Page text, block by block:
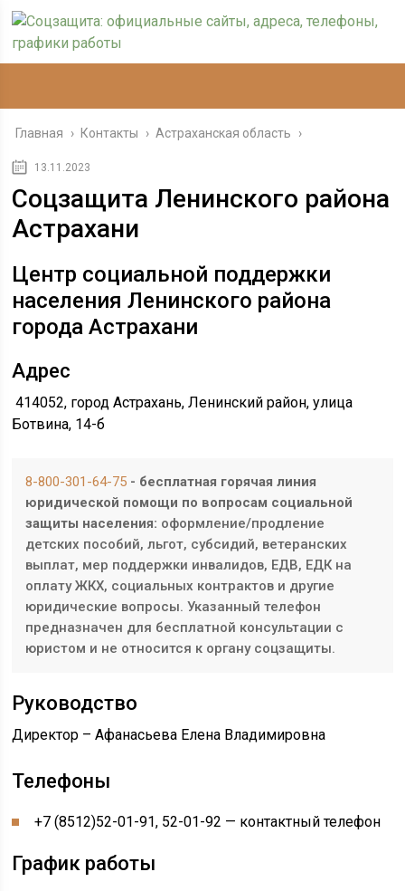
Главная › Контакты › Астраханская область ›
13.11.2023
Соцзащита Ленинского района
Астрахани
Центр социальной поддержки
населения Ленинского района
города Астрахани
Адрес
414052, город Астрахань, Ленинский район, улица
Ботвина, 14-б
8-800-301-64-75 - бесплатная горячая линия
юридической помощи по вопросам социальной
защиты населения: оформление/продление
детских пособий, льгот, субсидий, ветеранских
выплат, мер поддержки инвалидов, ЕДВ, ЕДК на
оплату ЖКХ, социальных контрактов и другие
юридические вопросы. Указанный телефон
предназначен для бесплатной консультации с
юристом и не относится к органу соцзащиты.
Руководство
Директор – Афанасьева Елена Владимировна
Телефоны
+7 (8512)52-01-91, 52-01-92 — контактный телефон
График работы